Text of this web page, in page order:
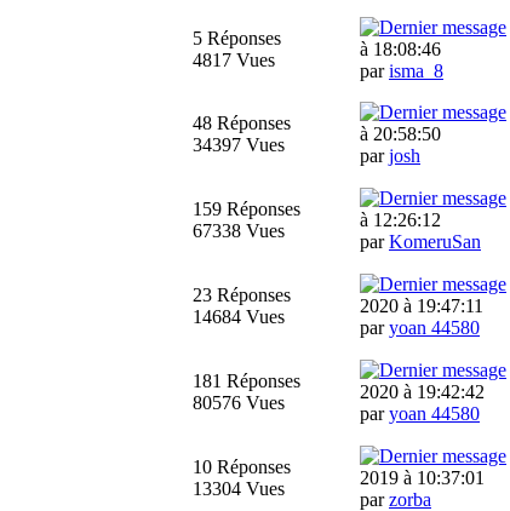
5 Réponses
4817 Vues
à 18:08:46
parisma_8
48 Réponses
34397 Vues
à 20:58:50
parjosh
159 Réponses
67338 Vues
à 12:26:12
parKomeruSan
23 Réponses
14684 Vues
2020 à 19:47:11
paryoan 44580
181 Réponses
80576 Vues
2020 à 19:42:42
paryoan 44580
10 Réponses
13304 Vues
2019 à 10:37:01
parzorba